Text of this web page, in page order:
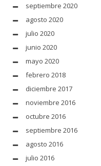
septiembre 2020
agosto 2020
julio 2020
junio 2020
mayo 2020
febrero 2018
diciembre 2017
noviembre 2016
octubre 2016
septiembre 2016
agosto 2016
julio 2016